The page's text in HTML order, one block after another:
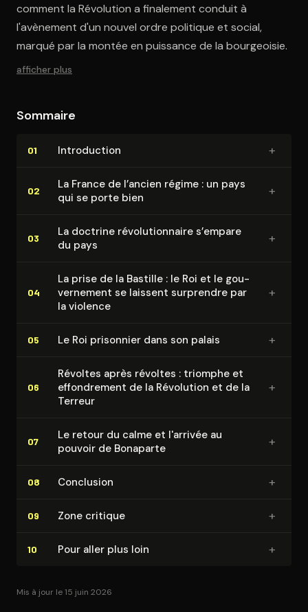
comment la Révolution a finalement conduit à
l'avènement d'un nouvel ordre politique et social,
marqué par la montée en puissance de la bourgeoisie.
afficher plus
Sommaire
01 In­tro­duc­tion +
02
La France de l’ancien régime : un pays
qui se porte bien
+
03
La doctrine ré­vo­lu­tion­naire s’empare
du pays
+
04
La prise de la Bastille : le Roi et le gou­
ver­ne­ment se laissent surprendre par
la violence
+
05 Le Roi prisonnier dans son palais +
06
Révoltes après révoltes : triomphe et
ef­fon­dre­ment de la Révolution et de la
Terreur
+
07
Le retour du calme et l'arrivée au
pouvoir de Bonaparte
+
08 Conclusion +
09 Zone critique +
10 Pour aller plus loin +
Mis à jour le 15 juin 2026